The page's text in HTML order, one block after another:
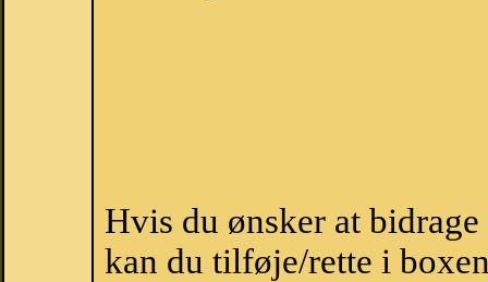
Hvis du ønsker at
kan du tilføje/rette i